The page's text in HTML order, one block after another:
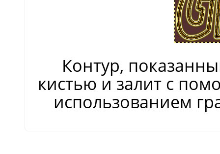
Контур,
кистью и залит с
использованием